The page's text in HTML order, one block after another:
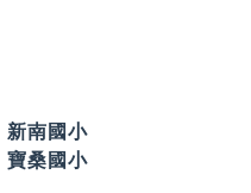
新南國小
寶桑國小